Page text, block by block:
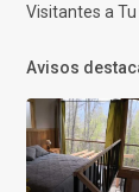
Visitantes a
Avisos